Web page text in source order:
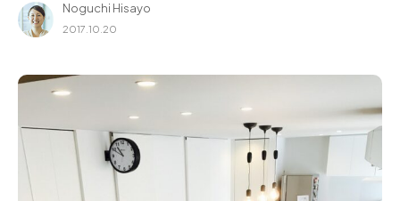
Recruit
Noguchi Hisayo
2017.10.20